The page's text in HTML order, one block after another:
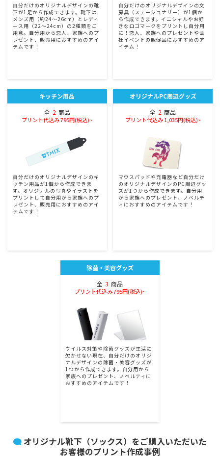
自分だけのオリジナルデザインの靴
下が1足から作成できます。靴下は
メンズ用（約24〜26cm）とレディ
ース用（22〜24cm）の2種類をご
用意。自分用から恋人、家族へのプ
レゼント、販売用におすすめのアイ
テムです！
自分だけのオリジナルデザインの文
房具（ステーショナリー）が1個か
ら作成できます。イニシャルやお好
きなロゴマークをプリントし自分用
に！恋人、家族へのプレゼントや会
社イベントの販促品におすすめのア
イテム！
キッチン用品
全 2 商品
プリント代込み 795円(税込)~
自分だけのオリジナルデザインのキ
ッチン用品が1個から作成できま
す。オリジナルの写真やイラストを
プリントして自分用から家族へのプ
レゼント、販売用におすすめのアイ
テムです！
オリジナルPC周辺グッズ
全 2 商品
プリント代込み 1,035円(税込)~
マウスパッドや充電器など自分だけ
のオリジナルデザインのPC周辺グッ
ズが1つから作成できます。自分用
から家族へのプレゼント、ノベルテ
ィにおすすめのアイテムです！
除菌・美容グッズ
全 3 商品
プリント代込み 795円(税込)~
ウイルス対策や除菌グッズが生活に
欠かせない現在、自分だけのオリジ
ナルデザインの除菌・美容グッズが
1つから作成できます。自分用から
家族へのプレゼント、ノベルティに
おすすめのアイテムです！
オリジナル靴下（ソックス）をご購入いただいた
お客様のプリント作成事例